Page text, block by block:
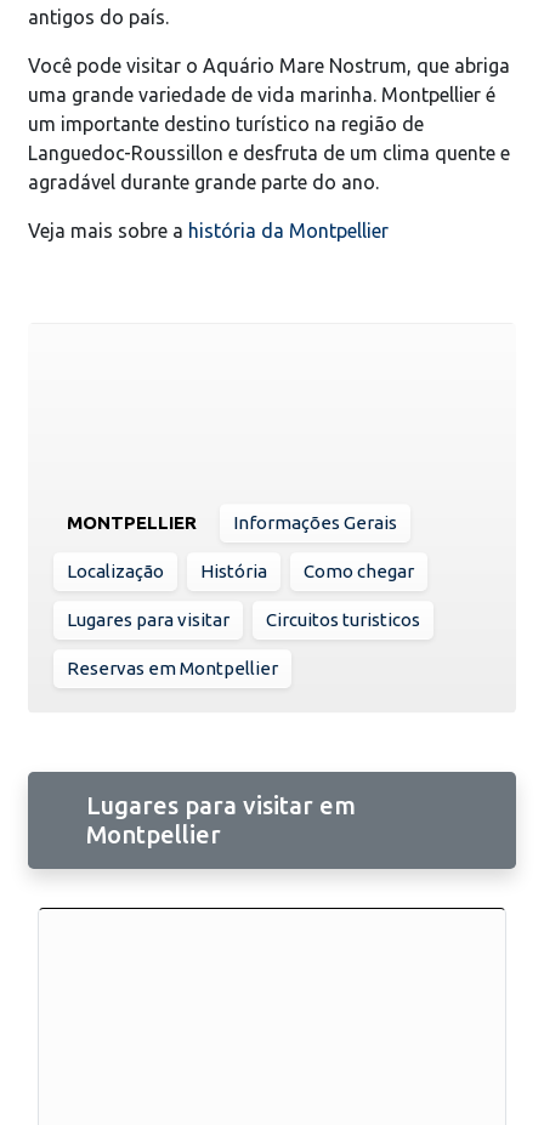
antigos do país.
Você pode visitar o Aquário Mare Nostrum, que abriga
uma grande variedade de vida marinha. Montpellier é
um importante destino turístico na região de
Languedoc-Roussillon e desfruta de um clima quente e
agradável durante grande parte do ano.
Veja mais sobre a história da Montpellier
MONTPELLIER Informações Gerais
Localização História Como chegar
Lugares para visitar Circuitos turisticos
Reservas em Montpellier
Lugares para visitar em
Montpellier